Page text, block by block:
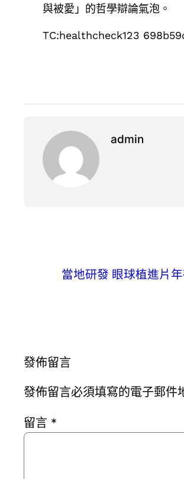
與被愛」的哲學辯論氣泡。
TC:healthcheck123
admin
當地研發 眼球植進片
發佈留言
發佈留言必須填寫的電子郵件
留言 *